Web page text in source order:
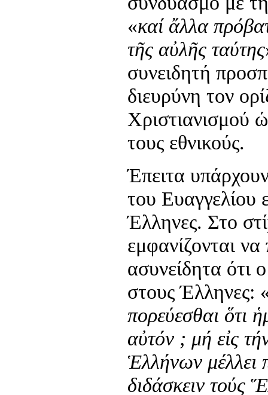
«καί ἄλλα
τῆς αὐλῆς ταύτης
συνειδητή
διευρύνη τον
Χριστιανισμού
τους εθνικούς.
Έπειτα
του Ευαγγελίου
Έλληνες. Στο
εμφανίζονται
ασυνείδητα ότι
στους Έλληνες:
πορεύεσθαι ὅτι
αὐτόν ; μή εἰς
Ἑλλήνων μέλλει
διδάσκειν τούς